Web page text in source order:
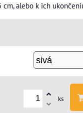
alebo k ich
ks